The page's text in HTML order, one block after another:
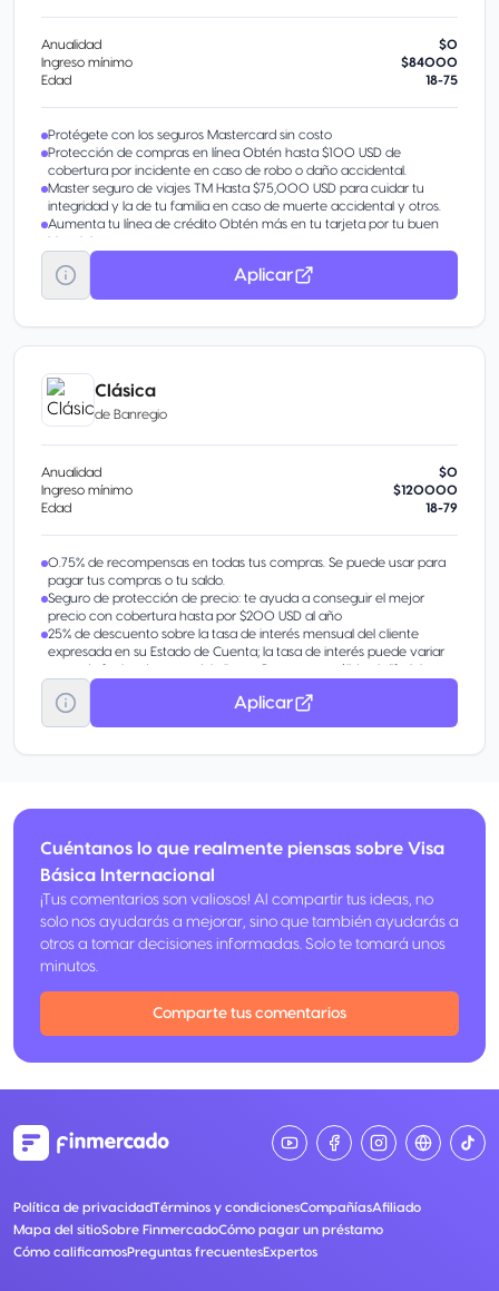
Anualidad
$0
Ingreso mínimo
$84000
Edad
18-75
Protégete con los seguros Mastercard sin costo
Protección de compras en línea Obtén hasta $100 USD de
cobertura por incidente en caso de robo o daño accidental.
Master seguro de viajes TM Hasta $75,000 USD para cuidar tu
integridad y la de tu familia en caso de muerte accidental y otros.
Aumenta tu línea de crédito Obtén más en tu tarjeta por tu buen
historial.
Transfiere tu deuda De otros bancos con tasa de interés
preferencial.
Obtén pagos fijos Parcializa tus compras o saldo con una tasa
Disponible Banamex Convierte parte de tu línea de crédito en
efectivo con tasa preferencial. Beneficio por invitación.
Aplicar
Clásica
de Banregio
Anualidad
$0
Ingreso mínimo
$120000
Edad
18-79
0.75% de recompensas en todas tus compras. Se puede usar para
pagar tus compras o tu saldo.
Seguro de protección de precio: te ayuda a conseguir el mejor
precio con cobertura hasta por $200 USD al año
25% de descuento sobre la tasa de interés mensual del cliente
expresada en su Estado de Cuenta; la tasa de interés puede variar
en cada fecha de corte del cliente. Descuento válido al diferir la
deuda a un plazo de 6, 12, 18 y 24 meses. Monto mínimo a transferir
$1,000 y el máximo a transferir será hasta el 80% de tu Línea de
Crédito. Solo aplica para pagos de Tarjetas de Crédito Bancarias, no
empresario o básica. La cuenta tiene que estar activa y al corriente.
Respaldo VISA / USD = United States Dollars (Dólares Americanos)
Limitado a un sólo diferimiento activo en tu línea de crédito,
consulta con tu asesor.
Aplicar
Cuéntanos lo que realmente piensas sobre Visa
Básica Internacional
¡Tus comentarios son valiosos! Al compartir tus ideas, no
solo nos ayudarás a mejorar, sino que también ayudarás a
otros a tomar decisiones informadas. Solo te tomará unos
minutos.
Comparte tus comentarios
Política de privacidadTérminos y condicionesCompañíasAfiliado
Mapa del sitioSobre FinmercadoCómo pagar un préstamo
Cómo calificamosPreguntas frecuentesExpertos